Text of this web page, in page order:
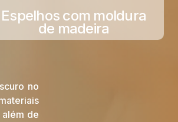
Espelhos com moldura
de madeira
no
de